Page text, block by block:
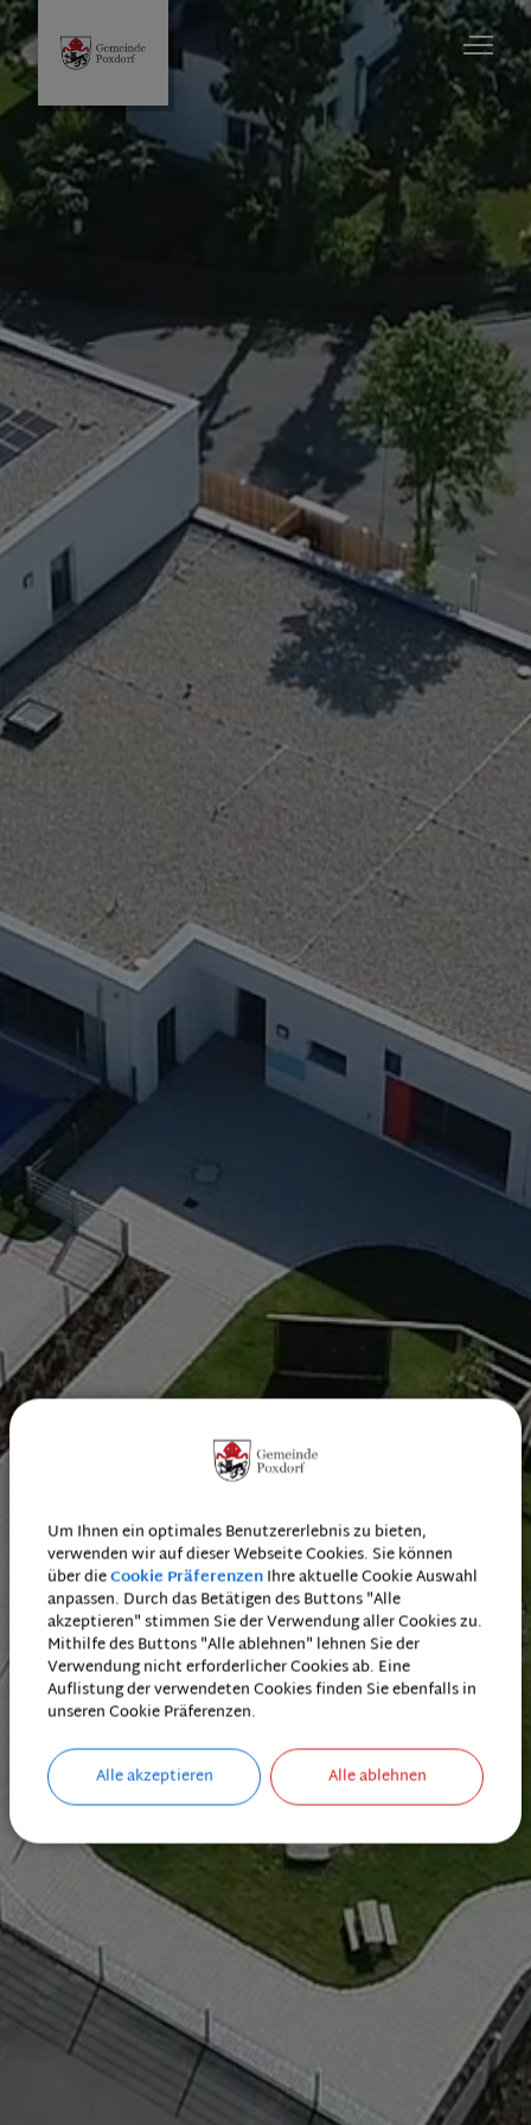
Um Ihnen ein optimales Benutzererlebnis zu bieten,
verwenden wir auf dieser Webseite Cookies. Sie können
über dieCookie PräferenzenIhre aktuelle Cookie Auswahl
anpassen. Durch das Betätigen des Buttons "Alle
akzeptieren" stimmen Sie der Verwendung aller Cookies zu.
Mithilfe des Buttons "Alle ablehnen" lehnen Sie der
Verwendung nicht erforderlicher Cookies ab. Eine
Auflistung der verwendeten Cookies finden Sie ebenfalls in
unseren Cookie Präferenzen.
Alle akzeptieren Alle ablehnen